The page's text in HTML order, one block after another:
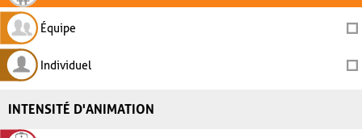
Équipe
Individuel
INTENSITÉ D'ANIMATION